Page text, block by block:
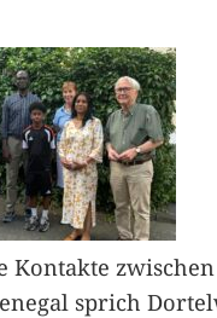
Kontakte
sprich